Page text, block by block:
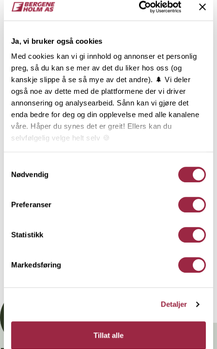
Ja, vi bruker også cookies
Med cookies kan vi gi innhold og annonser et personlig
preg, så du kan se mer av det du liker hos oss (og
kanskje slippe å se så mye av det andre). 🌲 Vi deler
også noe av dette med de plattformene der vi driver
annonsering og analysearbeid. Sånn kan vi gjøre det
enda bedre for deg og din opplevelse med alle kanalene
våre. Håper du synes det er greit! Ellers kan du
selvfølgelig velge helt selv 🍪
Nødvendig
Preferanser
Statistikk
Markedsføring
Detaljer
Tillat alle
50508254
Produktinformasjon
Dobbelfals Gammel, ofte også kalt Dobbelfals 28
grader, har sitt utspring fra Vestlandet, men
benyttes i dag over hele landet. Dobbelfals Gammel
er en stilfull og teknisk god profil som passer til
mange typer hus, og den er en av de mest solgte
kledningene i Norge. Dobbelfals Gammel kan
bredde.
Behandling